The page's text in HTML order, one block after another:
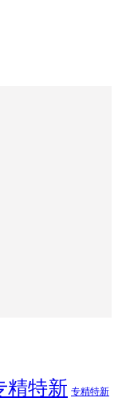
精特新 专精特新